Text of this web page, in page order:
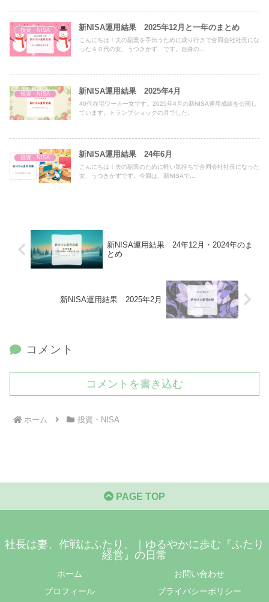
投資・NISA 新NISA運用結果 2025年12月と一年のまとめ
こんにちは！夫の副業を手伝うために成り行きで合同会社社長にな
った４０代の女、うつきかず です。自身の...
投資・NISA 新NISA運用結果 2025年4月
40代在宅ワーカー女です。2025年4月の新NISA運用成績を公開し
ています。トランプショックの月でした。
投資・NISA 新NISA運用結果 24年6月
こんにちは！夫の副業のために軽い気持ちで合同会社社長になった
女、うつきかずです。今回は、新NISAで...
新NISA運用結果 24年12月・2024年のま
とめ
新NISA運用結果 2025年2月
コメント
コメントを書き込む
ホーム 投資・NISA
PAGE TOP
社長は妻、作戦はふたり。｜ゆるやかに歩む『ふたり
経営』の日常
ホーム
お問い合わせ
プロフィール
プライバシーポリシー